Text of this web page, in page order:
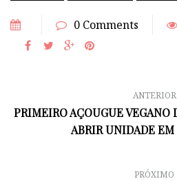
0 Comments
ANTERIOR
PRIMEIRO AÇOUGUE VEGANO
ABRIR UNIDADE EM
PRÓXIMO